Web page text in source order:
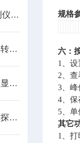
AJL-3000水管漏水探测仪使用说明
邵氏硬度计使用方法（转载）
做好以下步骤能让金相显微镜更加清晰
浅述涡流探伤仪的具体探伤方式
规格
六：
1、
2、
3、
4、
5、
其它
1、